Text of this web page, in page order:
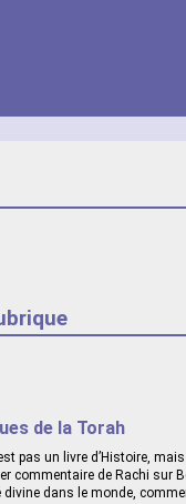
de la Torah
pas un livre d’Histoire, mais
commentaire de Rachi sur
dans le monde,